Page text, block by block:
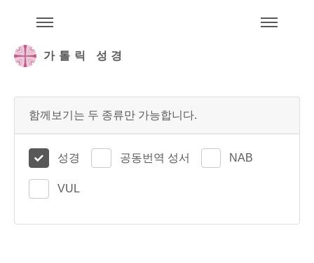
가톨릭 성경
함께보기는 두 종류만 가능합니다.
성경 공동번역 성서 NAB
VUL